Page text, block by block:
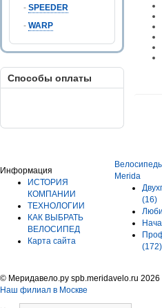
- SPEEDER
- WARP
Способы оплаты
Информация
ИСТОРИЯ
КОМПАНИИ
ТЕХНОЛОГИИ
КАК ВЫБРАТЬ
ВЕЛОСИПЕД
Карта сайта
Merida
(16)
(172)
© Меридавело.ру spb.meridavelo.ru 2026
Наш филиал в Москве